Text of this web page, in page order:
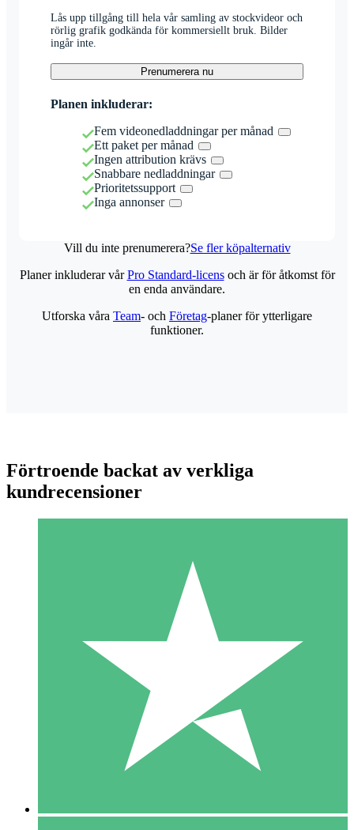
Lås upp tillgång till hela vår samling av stockvideor och
rörlig grafik godkända för kommersiellt bruk. Bilder
ingår inte.
Prenumerera nu
Planen inkluderar:
Fem videonedladdningar per månad
Ett paket per månad
Ingen attribution krävs
Snabbare nedladdningar
Prioritetssupport
Inga annonser
Vill du inte prenumerera?Se fler köpalternativ
Individuella Kreditpaket
Betala per användning med nedladdningskrediter. Inget
1 Nedladdningar
10 00
Planer inkluderar vårPro Standard-licensoch är för åtkomst för
en enda användare.
Utforska våra Team- och Företag-planer för ytterligare
funktioner.
Förtroende backat av verkliga
kundrecensioner